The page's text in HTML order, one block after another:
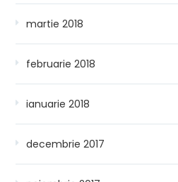
martie 2018
februarie 2018
ianuarie 2018
decembrie 2017